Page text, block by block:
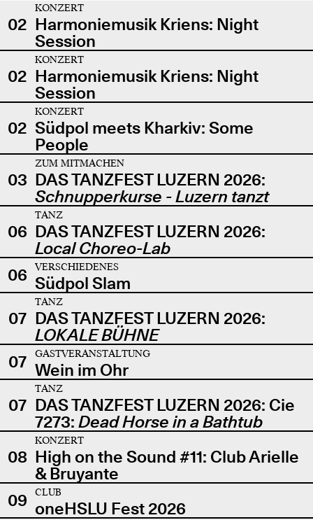
02
KONZERT
Harmoniemusik Kriens: Night
Session
02
KONZERT
Harmoniemusik Kriens: Night
Session
02
KONZERT
Südpol meets Kharkiv: Some
People
03
ZUM MITMACHEN
DAS TANZFEST LUZERN 2026:
Schnupperkurse - Luzern tanzt
06
TANZ
DAS TANZFEST LUZERN 2026:
Local Choreo-Lab
06
VERSCHIEDENES
Südpol Slam
07
TANZ
DAS TANZFEST LUZERN 2026:
LOKALE BÜHNE
07
GASTVERANSTALTUNG
Wein im Ohr
07
TANZ
DAS TANZFEST LUZERN 2026: Cie
7273: Dead Horse in a Bathtub
08
KONZERT
High on the Sound #11: Club Arielle
& Bruyante
09
CLUB
oneHSLU Fest 2026